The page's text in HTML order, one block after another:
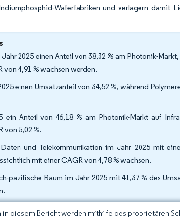
Waferfabriken und verlagern damit
2025 einen Anteil von 38,32 % am Photonik-
4,91 % wachsen werden.
einen Umsatzanteil von 34,52 %, während
ein Anteil von 46,18 % am Photonik-Markt auf
von 5,02 %.
und Telekommunikation im Jahr 2025 mit
mit einer CAGR von 4,78 % wachsen.
pazifische Raum im Jahr 2025 mit 41,37 % des
in diesem Bericht werden mithilfe des proprietären